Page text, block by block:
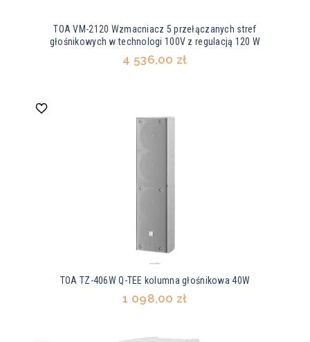
TOA VM-2120 Wzmacniacz 5 przełączanych stref
głośnikowych w technologi 100V z regulacją 120 W
4 536,00 zł
TOA TZ-406W Q-TEE kolumna głośnikowa 40W
1 098,00 zł